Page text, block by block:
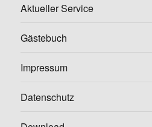
Aktueller Service
Gästebuch
Impressum
Datenschutz